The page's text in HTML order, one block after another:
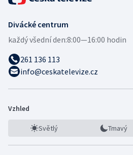
Divácké centrum
každý všední den:8:00—16:00 hodin
261 136 113
info@ceskatelevize.cz
Vzhled
Světlý Tmavý